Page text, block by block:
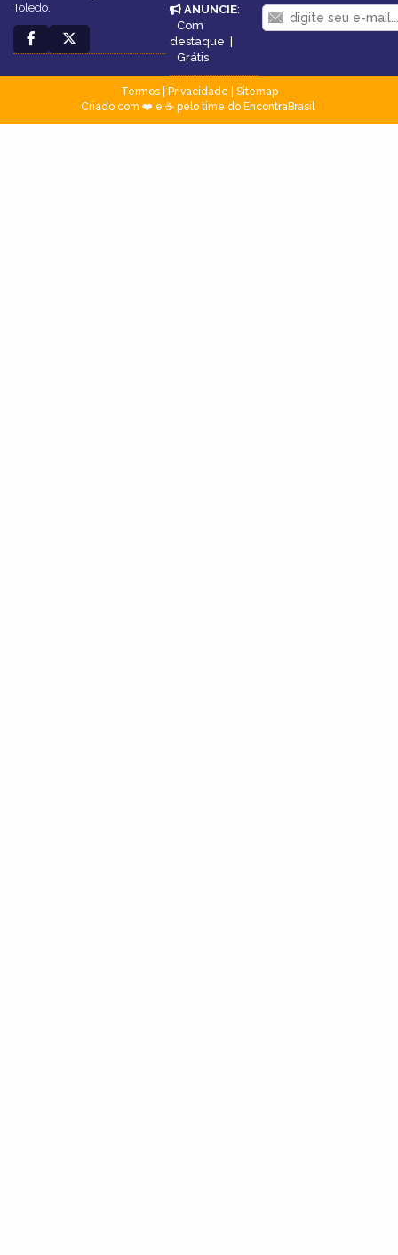
Toledo.
ANUNCIE:
Com
destaque |
Grátis
Termos| Privacidade
Sitemap
Criado com ❤️ e ☕ pelo time do EncontraBrasil